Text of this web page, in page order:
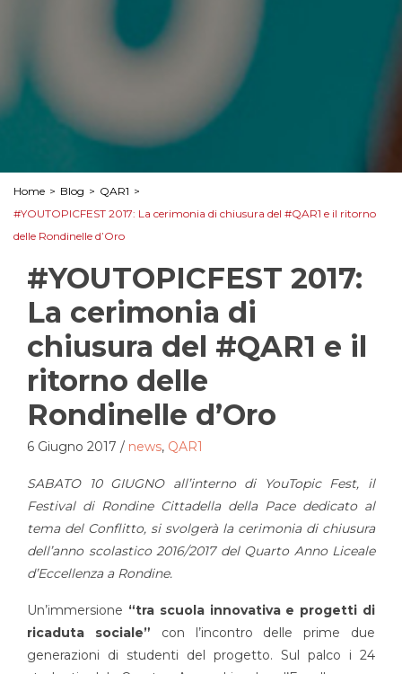
Home > Blog > QAR1 >
#YOUTOPICFEST 2017: La cerimonia di chiusura del #QAR1 e il ritorno
delle Rondinelle d’Oro
#YOUTOPICFEST 2017:
La cerimonia di
chiusura del #QAR1 e il
ritorno delle
Rondinelle d’Oro
6 Giugno 2017 / news, QAR1
SABATO 10 GIUGNO all’interno di YouTopic Fest, il
Festival di Rondine Cittadella della Pace dedicato al
tema del Conflitto, si svolgerà la cerimonia di chiusura
dell’anno scolastico 2016/2017 del Quarto Anno Liceale
d’Eccellenza a Rondine.
Un’immersione “tra scuola innovativa e progetti di
ricaduta sociale” con l’incontro delle prime due
generazioni di studenti del progetto. Sul palco i 24